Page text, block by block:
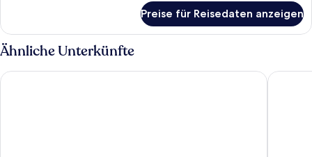
anzeigen
2 Queen-
Betten
(Mobility
Accessible,
Roll-
Preise für Reisedaten anzeigen
Ähnliche Unterkünfte
Home2 Suites by Hilton Orlando at Flamingo Crossings